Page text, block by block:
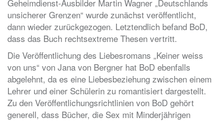
Geheimdienst-Ausbilder Martin Wagner „Deutschlands
unsicherer Grenzen“ wurde zunächst veröffentlicht,
dann wieder zurückgezogen. Letztendlich befand BoD,
dass das Buch rechtsextreme Thesen vertritt.
Die Veröffentlichung des Liebesromans „Keiner weiss
von uns“ von Jana von Bergner hat BoD ebenfalls
abgelehnt, da es eine Liebesbeziehung zwischen einem
Lehrer und einer Schülerin zu romantisiert dargestellt.
Zu den Veröffentlichungsrichtlinien von BoD gehört
generell, dass Bücher, die Sex mit Minderjährigen